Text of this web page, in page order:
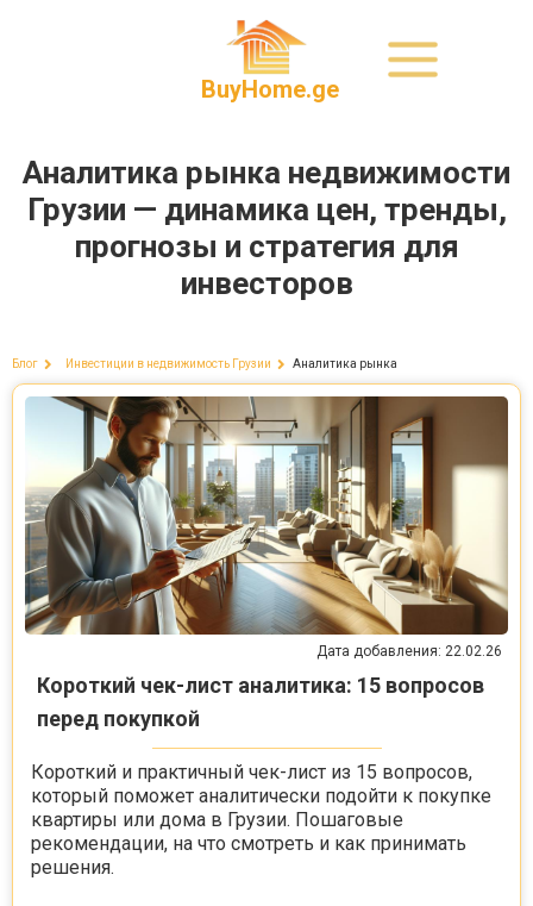
BuyHome.ge
Аналитика рынка недвижимости
Грузии — динамика цен, тренды,
прогнозы и стратегия для
инвесторов
Блог Инвестиции в недвижимость Грузии Аналитика рынка
Дата добавления: 22.02.26
Короткий чек-лист аналитика: 15 вопросов
перед покупкой
Короткий и практичный чек-лист из 15 вопросов,
который поможет аналитически подойти к покупке
квартиры или дома в Грузии. Пошаговые
рекомендации, на что смотреть и как принимать
решения.